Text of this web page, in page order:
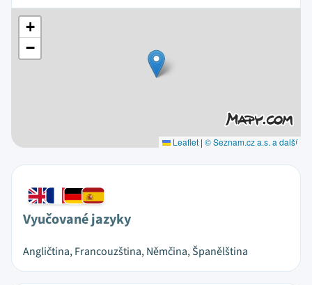
+
−
Leaflet | © Seznam.cz a.s. a další
Vyučované jazyky
Angličtina, Francouzština, Němčina, Španělština